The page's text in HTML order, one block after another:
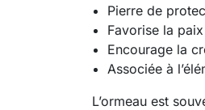
Pierre de
Favorise la
Encourage la
Associée à
L’ormeau est